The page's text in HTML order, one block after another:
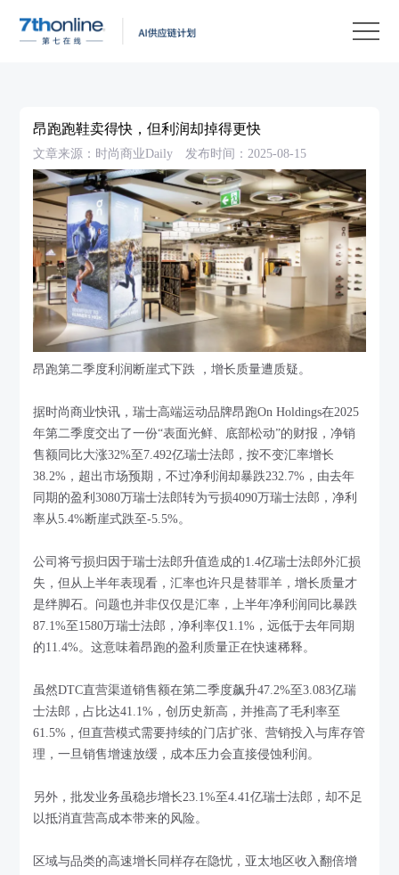
昂跑跑鞋卖得快，但利润却掉得更快
文章来源：时尚商业Daily 发布时间：2025-08-15
昂跑第二季度利润断崖式下跌 ，增长质量遭质疑。
据时尚商业快讯，瑞士高端运动品牌昂跑On Holdings在2025
年第二季度交出了一份“表面光鲜、底部松动”的财报，净销
售额同比大涨32%至7.492亿瑞士法郎，按不变汇率增长
38.2%，超出市场预期，不过净利润却暴跌232.7%，由去年
同期的盈利3080万瑞士法郎转为亏损4090万瑞士法郎，净利
率从5.4%断崖式跌至-5.5%。
公司将亏损归因于瑞士法郎升值造成的1.4亿瑞士法郎外汇损
失，但从上半年表现看，汇率也许只是替罪羊，增长质量才
是绊脚石。问题也并非仅仅是汇率，上半年净利润同比暴跌
87.1%至1580万瑞士法郎，净利率仅1.1%，远低于去年同期
的11.4%。这意味着昂跑的盈利质量正在快速稀释。
虽然DTC直营渠道销售额在第二季度飙升47.2%至3.083亿瑞
士法郎，占比达41.1%，创历史新高，并推高了毛利率至
61.5%，但直营模式需要持续的门店扩张、营销投入与库存管
理，一旦销售增速放缓，成本压力会直接侵蚀利润。
另外，批发业务虽稳步增长23.1%至4.41亿瑞士法郎，却不足
以抵消直营高成本带来的风险。
区域与品类的高速增长同样存在隐忧，亚太地区收入翻倍增